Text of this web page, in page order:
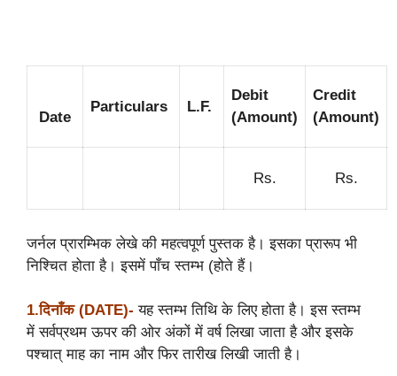
Date
Particulars L.F.
Debit
(Amount)
Credit
(Amount)
Rs. Rs.
जर्नल प्रारम्भिक लेखे की महत्वपूर्ण पुस्तक है। इसका प्रारूप भी
निश्चित होता है। इसमें पाँच स्तम्भ (होते हैं।
1.दिनाँक (DATE)- यह स्तम्भ तिथि के लिए होता है। इस स्तम्भ
में सर्वप्रथम ऊपर की ओर अंकों में वर्ष लिखा जाता है और इसके
पश्चात् माह का नाम और फिर तारीख लिखी जाती है।